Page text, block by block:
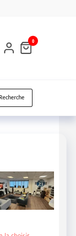
0
Recherche